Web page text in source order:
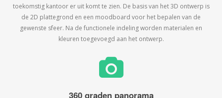
toekomstig kantoor er uit komt te zien. De basis van het 3D ontwerp is
de 2D plattegrond en een moodboard voor het bepalen van de
gewenste sfeer. Na de functionele indeling worden materialen en
kleuren toegevoegd aan het ontwerp.
360 graden panorama